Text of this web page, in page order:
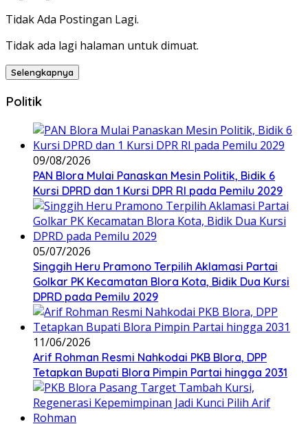
Tidak Ada Postingan Lagi.
Tidak ada lagi halaman untuk dimuat.
Selengkapnya
Politik
09/08/2026
‎PAN Blora Mulai Panaskan Mesin Politik, Bidik 6
Kursi DPRD dan 1 Kursi DPR RI pada Pemilu 2029
05/07/2026
Singgih Heru Pramono Terpilih Aklamasi Partai
Golkar PK Kecamatan Blora Kota, Bidik Dua Kursi
DPRD pada Pemilu 2029
11/06/2026
Arif Rohman Resmi Nahkodai PKB Blora, DPP
Tetapkan Bupati Blora Pimpin Partai hingga 2031